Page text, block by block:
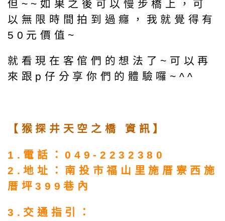
但~~如果之後可以慢步橋上，可
以無限時間拍到過癮，我就覺得有
50元價值~
就看現在客倌們的想法了~可以再
來跟p仔分享你們的體驗囉~^^
【猴探井天空之橋 資訊】
1.電話：049-2232380
2.地址：南投市福山里施厝寮西施
厝坪399巷內
3.交通指引：